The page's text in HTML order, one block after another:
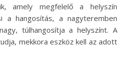
amely megfelelő a helyszín
a hangosítás, a nagyteremben
túlhangosítja a helyszínt. A
mekkora eszköz kell az adott